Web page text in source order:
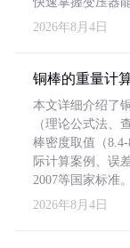
2026年8月4日
铜棒的重量计
本文详细介绍了
（理论公式法、
棒密度取值（
际计算案例、误
2007等国家标准。
2026年8月4日